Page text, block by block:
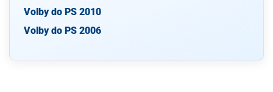
Volby do PS 2010
Volby do PS 2006